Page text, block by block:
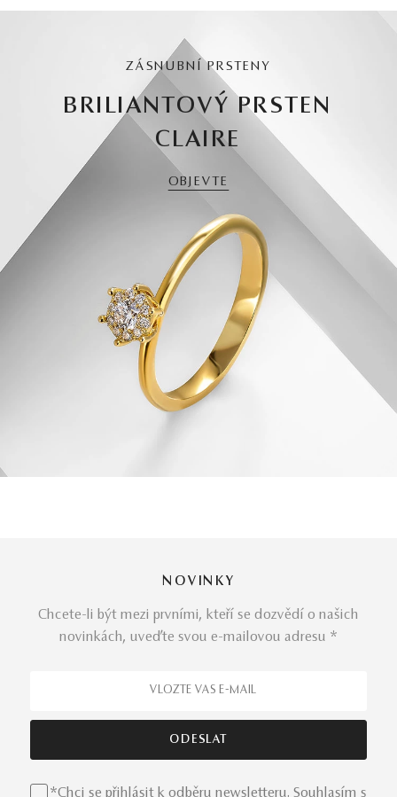
ZÁSNUBNÍ PRSTENY
BRILIANTOVÝ PRSTEN
CLAIRE
OBJEVTE
NOVINKY
Chcete-li být mezi prvními, kteří se dozvědí o našich
novinkách, uveďte svou e-mailovou adresu *
*Chci se přihlásit k odběru newsletteru. Souhlasím s